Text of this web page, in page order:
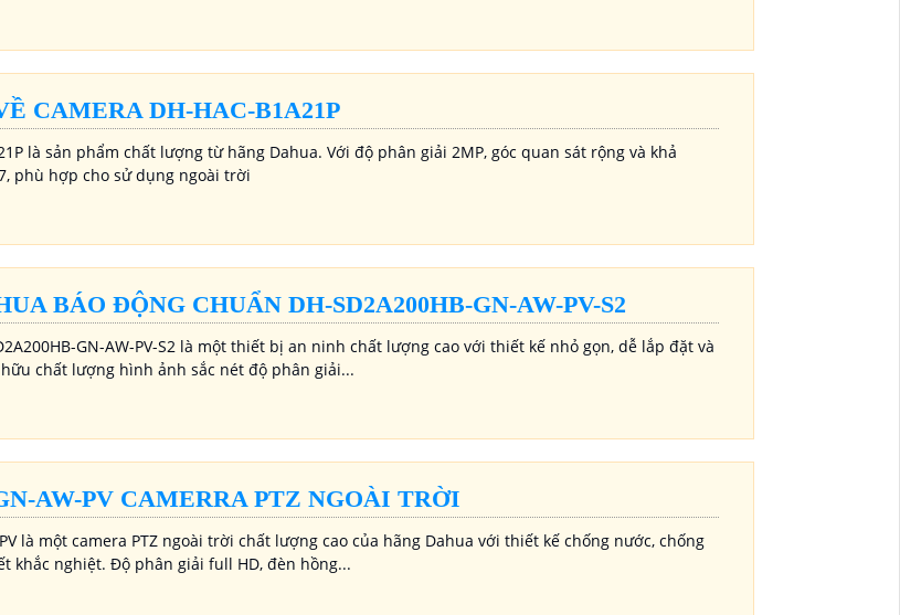
CAMERA DH-HAC-B1A21P
là sản phẩm chất lượng từ hãng Dahua. Với độ phân giải 2MP, góc quan sát rộng và khả
phù hợp cho sử dụng ngoài trời
BÁO ĐỘNG CHUẨN DH-SD2A200HB-GN-AW-PV-S2
GN-AW-PV-S2 là một thiết bị an ninh chất lượng cao với thiết kế nhỏ gọn, dễ lắp đặt và
chất lượng hình ảnh sắc nét độ phân giải...
AW-PV CAMERRA PTZ NGOÀI TRỜI
PV là một camera PTZ ngoài trời chất lượng cao của hãng Dahua với thiết kế chống nước, chống
khắc nghiệt. Độ phân giải full HD, đèn hồng...